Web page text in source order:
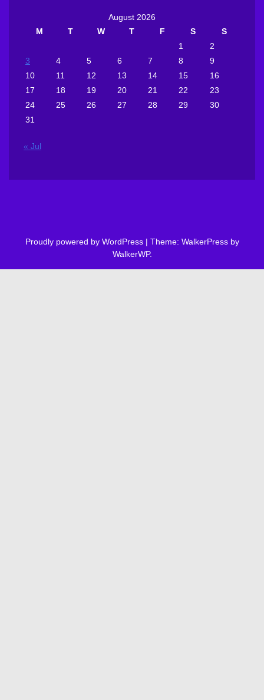
August 2026
M
T W T F S
S
1
2
3
4 5 6 7 8
9
10
11 12 13 14 15
16
17
18 19 20 21 22
23
24
25 26 27 28 29
30
31
« Jul
Proudly powered by WordPress | Theme: WalkerPress by
WalkerWP.